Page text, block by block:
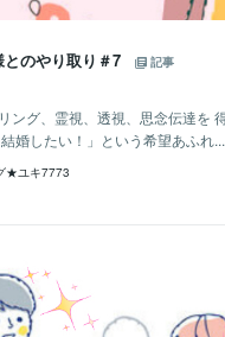
とのやり取り＃7
記事
ング、霊視、透視、思念伝達を
婚したい！」という希望あふれ...
★ユキ7773